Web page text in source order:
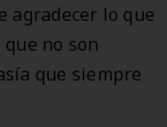
agradecer lo que
no son
que siempre